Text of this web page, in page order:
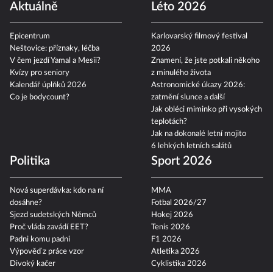
Aktuálně
Epicentrum
Neštovice: příznaky, léčba
V čem jezdí Yamal a Mesii?
Kvízy pro seniory
Kalendář úplňků 2026
Co je bodycount?
Léto 2026
Karlovarský filmový festival
2026
Znamení, že jste potkali někoho
z minulého života
Astronomické úkazy 2026:
zatmění slunce a další
Jak obléci miminko při vysokých
teplotách?
Jak na dokonalé letní mojito
6 lehkých letních salátů
Politika
Nová superdávka: kdo na ní
dosáhne?
Sjezd sudetských Němců
Proč vláda zavádí EET?
Padni komu padni
Výpověď z práce vzor
Divoký kačer
Sport 2026
MMA
Fotbal 2026/27
Hokej 2026
Tenis 2026
F1 2026
Atletika 2026
Cyklistika 2026